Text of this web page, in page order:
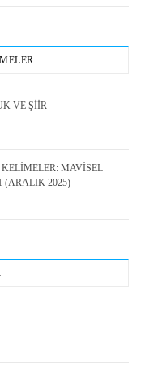
VE ŞİİR
MAVİSEL
(ARALIK 2025)